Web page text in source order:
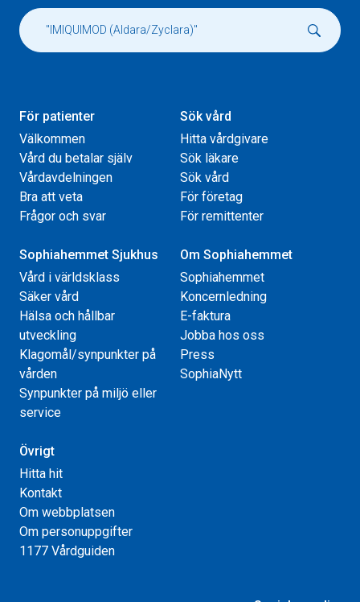
För patienter
Välkommen
Vård du betalar själv
Vårdavdelningen
Bra att veta
Frågor och svar
Sök vård
Hitta vårdgivare
Sök läkare
Sök vård
För företag
För remittenter
Sophiahemmet Sjukhus
Vård i världsklass
Säker vård
Hälsa och hållbar
utveckling
Klagomål/synpunkter på
vården
Synpunkter på miljö eller
service
Om Sophiahemmet
Sophiahemmet
Koncernledning
E-faktura
Jobba hos oss
Press
SophiaNytt
Övrigt
Hitta hit
Kontakt
Om webbplatsen
Om personuppgifter
1177 Vårdguiden